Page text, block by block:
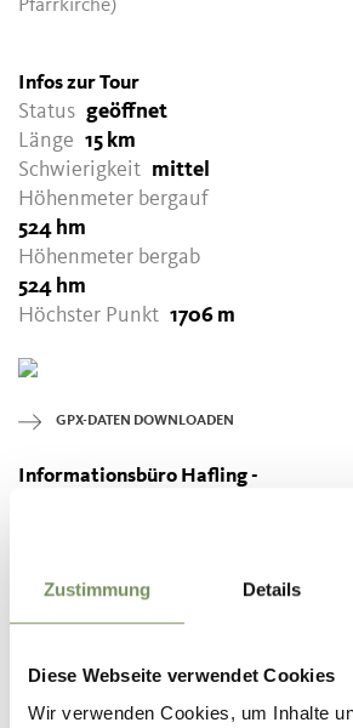
Zustimmung Details
Diese Webseite verwendet Cookies
Wir verwenden Cookies, um Inhalte
Pfarrkirche)
Infos zur Tour
Status geöffnet
Länge 15 km
Schwierigkeit mittel
Höhenmeter bergauf
524 hm
Höhenmeter bergab
524 hm
Höchster Punkt 1706 m
GPX-DATEN DOWNLOADEN
Informationsbüro Hafling -
info@hafling.com